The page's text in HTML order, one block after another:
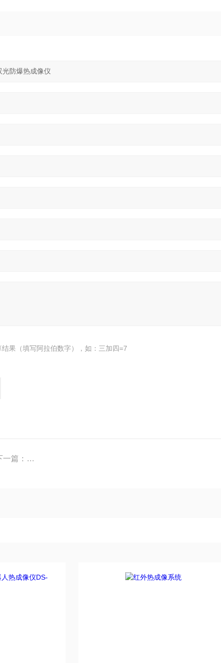
果（填写阿拉伯数字），如：三加四=7
1200 产品关键词:熄焦炉
下一篇：
格物优信建筑物外墙空鼓检测热像仪手持式红外热成